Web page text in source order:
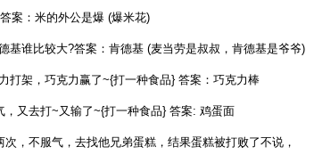
：米的外公是爆 (爆米花)
谁比较大?答案：肯德基 (麦当劳是叔叔，肯德基是爷爷)
架，巧克力赢了~{打一种食品} 答案：巧克力棒
又去打~又输了~{打一种食品} 答案: 鸡蛋面
不服气，去找他兄弟蛋糕，结果蛋糕被打败了不说，